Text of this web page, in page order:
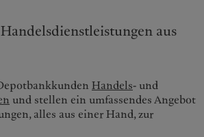
aus
Handels- und
und stellen ein umfassendes Angebot
alles aus einer Hand, zur